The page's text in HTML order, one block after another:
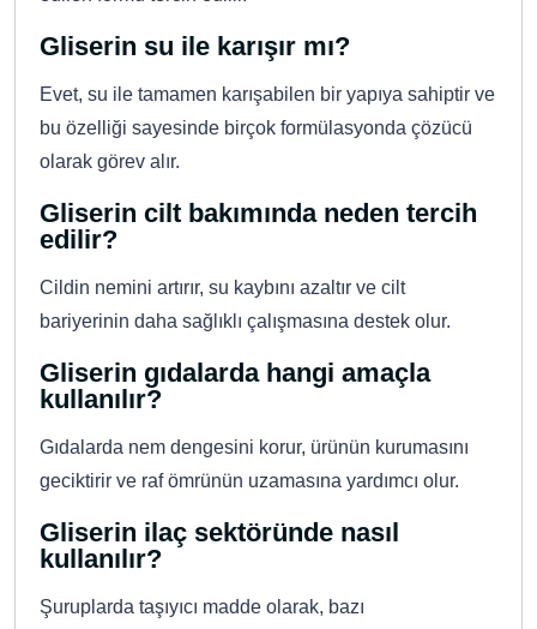
Gliserin su ile karışır mı?
Evet, su ile tamamen karışabilen bir yapıya sahiptir ve
bu özelliği sayesinde birçok formülasyonda çözücü
olarak görev alır.
Gliserin cilt bakımında neden tercih
edilir?
Cildin nemini artırır, su kaybını azaltır ve cilt
bariyerinin daha sağlıklı çalışmasına destek olur.
Gliserin gıdalarda hangi amaçla
kullanılır?
Gıdalarda nem dengesini korur, ürünün kurumasını
geciktirir ve raf ömrünün uzamasına yardımcı olur.
Gliserin ilaç sektöründe nasıl
kullanılır?
Şuruplarda taşıyıcı madde olarak, bazı